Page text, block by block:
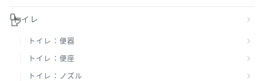
トイレ
トイレ：便器
トイレ：便座
トイレ：ノズル